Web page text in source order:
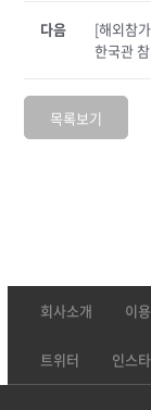
[해외참
한국관
다음
목록보기
회사소개 이
트위터 인스